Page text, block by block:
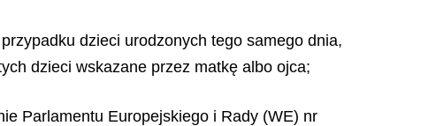
dzieci urodzonych tego samego dnia,
dzieci wskazane przez matkę albo ojca;
Parlamentu Europejskiego i Rady (WE) nr